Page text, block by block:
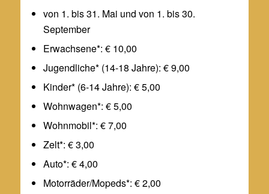
von 1. bis 31. Mai und von 1. bis 30.
September
Erwachsene*: € 10,00
Jugendliche* (14-18 Jahre): € 9,00
Kinder* (6-14 Jahre): € 5,00
Wohnwagen*: € 5,00
Wohnmobil*: € 7,00
Zelt*: € 3,00
Auto*: € 4,00
Motorräder/Mopeds*: € 2,00